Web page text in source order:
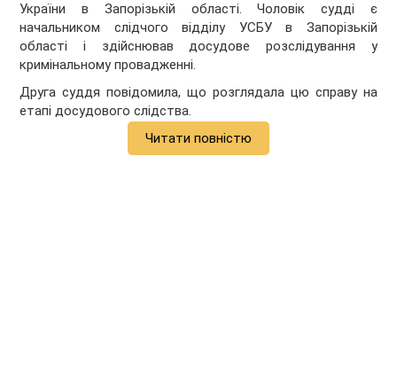
України в Запорізькій області. Чоловік судді є
начальником слідчого відділу УСБУ в Запорізькій
області і здійснював досудове розслідування у
кримінальному провадженні.
Друга суддя повідомила, що розглядала цю справу на
етапі досудового слідства.
Читати повністю